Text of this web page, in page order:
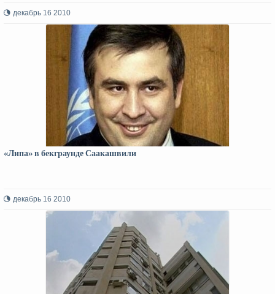
декабрь 16 2010
«Липа» в бекграунде Саакашвили
декабрь 16 2010